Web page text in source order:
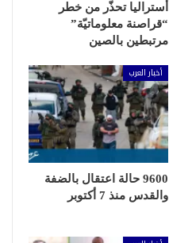
أستراليا تحذّر من خطر
“قراصنة معلوماتيّة”
مرتبطين بالصين
أخبار العرب
9600 حالة اعتقال بالضفة
والقدس منذ 7 أكتوبر